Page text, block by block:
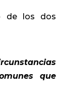
de los dos
que